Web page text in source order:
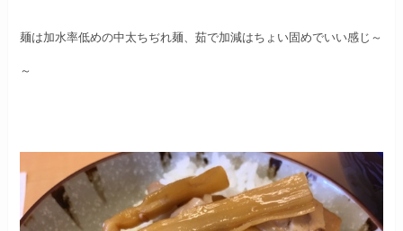
麺は加水率低めの中太ちぢれ麺、茹で加減はちょい固めでいい感じ～
～